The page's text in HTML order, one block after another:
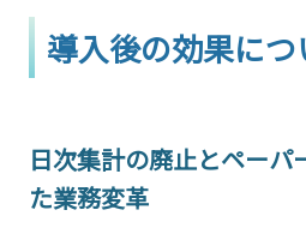
導入後の効果につ
日次集計の廃止とペーパ
た業務変革